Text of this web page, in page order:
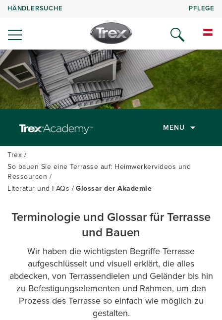
HÄNDLERSUCHE PFLEGE
MENU
Trex
So bauen Sie eine Terrasse auf: Heimwerkervideos und
Ressourcen
Literatur und FAQs
Glossar der Akademie
Terminologie und Glossar für Terrasse
und Bauen
Wir haben die wichtigsten Begriffe Terrasse
aufgeschlüsselt und visuell erklärt, die alles
abdecken, von Terrassendielen und Geländer bis hin
zu Befestigungselementen und Rahmen, um den
Prozess des Terrasse so einfach wie möglich zu
gestalten.